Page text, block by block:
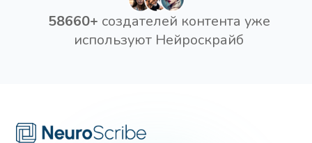
58660+ создателей контента уже
используют Нейроскрайб